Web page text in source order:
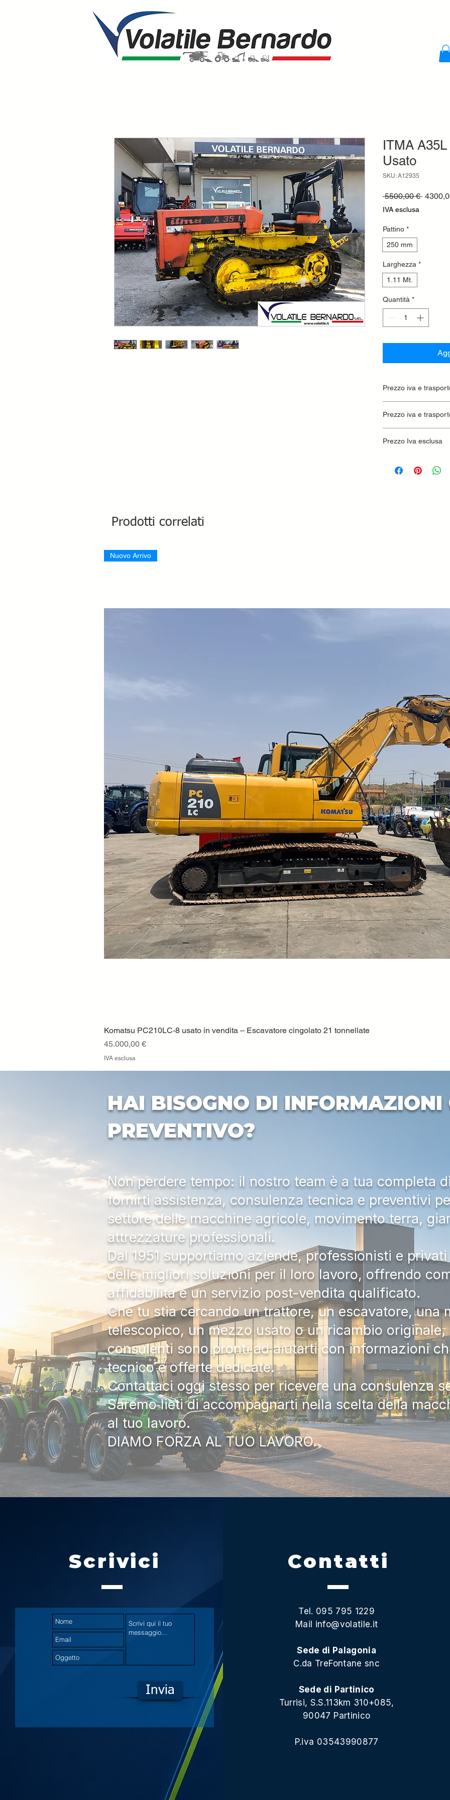
ITMA
Usato
SKU: A12935
5500,00 € Prezzo
IVA esclusa
Pattino *
250 mm
Larghezza *
1.11 Mt.
Quantità *
Prezzo iva e
Prezzo iva e
Prezzo Iva esclusa
Prodotti correlati
Vista rapida
Nuovo Arrivo
Komatsu PC210LC-8 usato in vendita – Escavatore cingolato 21 tonnellate
Prezzo
45.000,00 €
IVA esclusa
HAI BISOGNO DI INFORMAZIONI
PREVENTIVO?
Non perdere tempo: il nostro team è a tua completa
fornirti assistenza, consulenza tecnica e preventivi
settore delle macchine agricole, movimento terra,
attrezzature professionali.
Dal 1951 supportiamo aziende, professionisti e
delle migliori soluzioni per il loro lavoro, offrendo
affidabilità e un servizio post-vendita qualificato.
Che tu stia cercando un trattore, un escavatore, una
telescopico, un mezzo usato o un ricambio
consulenti sono pronti ad aiutarti con informazioni
tecnico e offerte dedicate.
Contattaci oggi stesso per ricevere una consulenza
Saremo lieti di accompagnarti nella scelta della
al tuo lavoro.
DIAMO FORZA AL TUO LAVORO.
Scrivici
Invia
Contatti
Tel. 095 795 1229
Mail info@volatile.it
Sede di Palagonia
C.da TreFontane snc
Sede di Partinico
Turrisi, S.S.113km 310+085,
90047 Partinico
P.iva 03543990877